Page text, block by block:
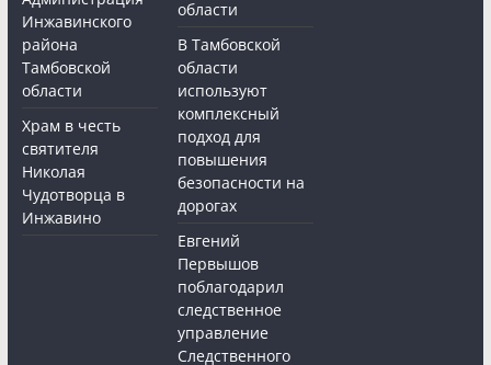
Инжавинского
района
Тамбовской
области
Храм в честь
святителя
Николая
Чудотворца в
Инжавино
области
В Тамбовской
области
используют
комплексный
подход для
повышения
безопасности на
дорогах
Евгений
Первышов
поблагодарил
следственное
управление
Следственного